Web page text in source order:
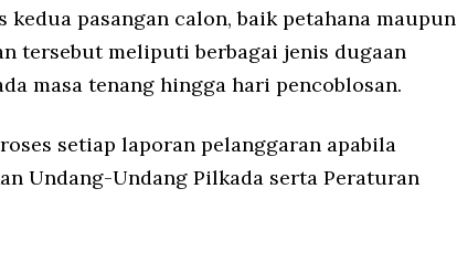
pasangan calon, baik petahana maupun
tersebut meliputi berbagai jenis dugaan
masa tenang hingga hari pencoblosan.
setiap laporan pelanggaran apabila
Undang-Undang Pilkada serta Peraturan